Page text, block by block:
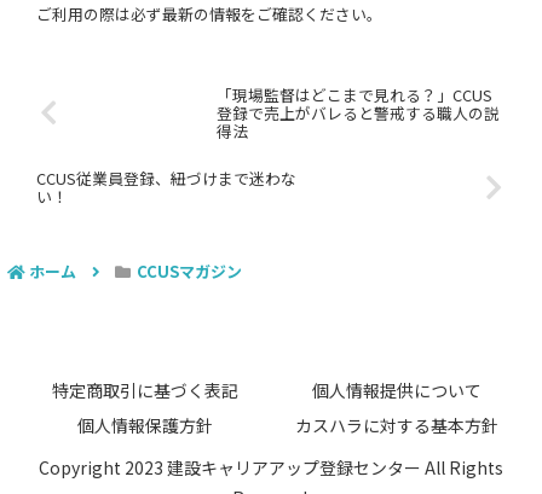
ご利用の際は必ず最新の情報をご確認ください。
「現場監督はどこまで見れる？」CCUS
登録で売上がバレると警戒する職人の説
得法
CCUS従業員登録、紐づけまで迷わな
い！
ホーム CCUSマガジン
特定商取引に基づく表記
個人情報提供について
個人情報保護方針
カスハラに対する基本方針
Copyright 2023 建設キャリアアップ登録センター All Rights